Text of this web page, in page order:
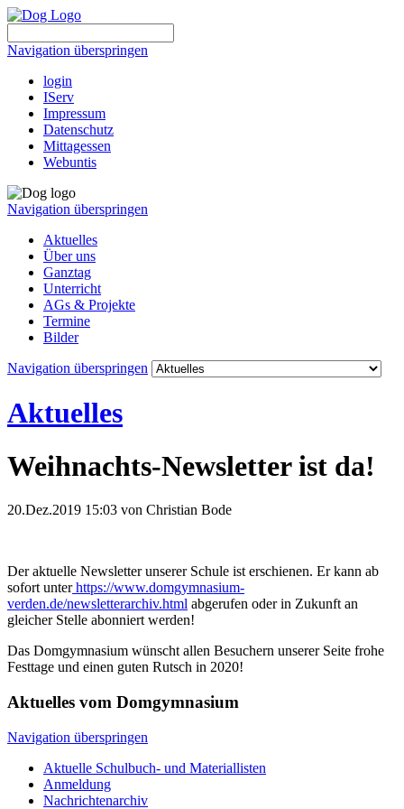
Navigation überspringen
login
IServ
Impressum
Datenschutz
Mittagessen
Webuntis
Navigation überspringen
Aktuelles
Über uns
Ganztag
Unterricht
AGs & Projekte
Termine
Bilder
Navigation überspringen
Aktuelles
Weihnachts-Newsletter ist da!
20.Dez.2019 15:03 von Christian Bode
Der aktuelle Newsletter unserer Schule ist erschienen. Er kann ab
sofort unterhttps://www.domgymnasium-
verden.de/newsletterarchiv.html abgerufen oder in Zukunft an
gleicher Stelle abonniert werden!
Das Domgymnasium wünscht allen Besuchern unserer Seite frohe
Festtage und einen guten Rutsch in 2020!
Aktuelles vom Domgymnasium
Navigation überspringen
Aktuelle Schulbuch- und Materiallisten
Anmeldung
Nachrichtenarchiv